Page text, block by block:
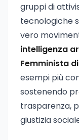
gruppi di
tecnologiche
vero
intelligenza
Femminista
esempi più
sostenendo
trasparenza,
giustizia